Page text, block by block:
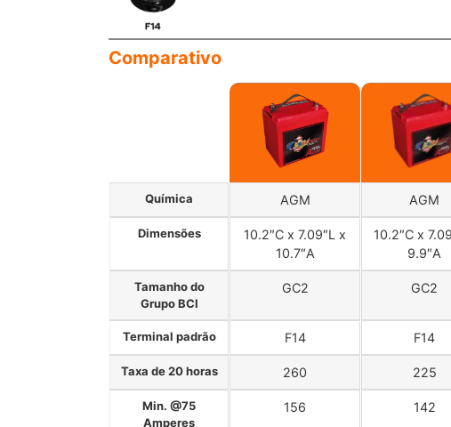
Comparativo
Química AGM AGM
Dimensões
10.2″C x 7.09″L x
10.7″A
10.2″C x
9.9″A
Tamanho do
Grupo BCI
GC2 GC2
Terminal padrão F14 F14
Taxa de 20 horas 260 225
Min. @75
Amperes
156 142